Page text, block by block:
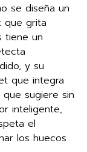
se diseña un
que grita
tiene un
y su
que integra
sugiere sin
inteligente,
el
los huecos